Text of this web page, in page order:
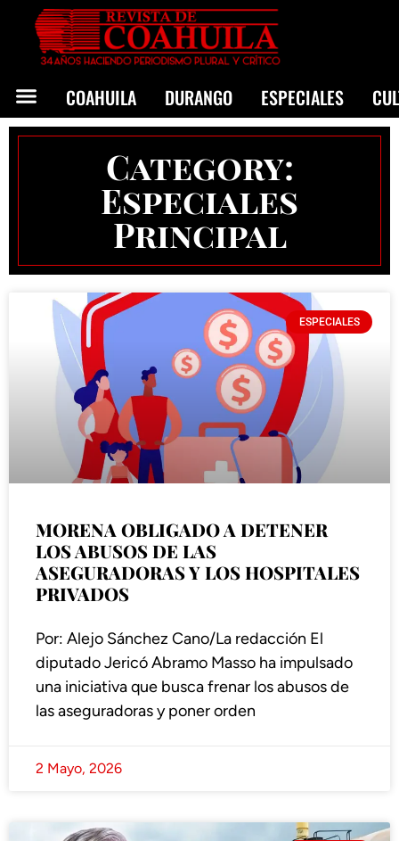
COAHUILA DURANGO ESPECIALES
Category:
Especiales
Principal
ESPECIALES
MORENA OBLIGADO A DETENER
LOS ABUSOS DE LAS
ASEGURADORAS Y LOS HOSPITALES
PRIVADOS
Por: Alejo Sánchez Cano/La redacción El
diputado Jericó Abramo Masso ha impulsado
una iniciativa que busca frenar los abusos de
las aseguradoras y poner orden
2 Mayo, 2026